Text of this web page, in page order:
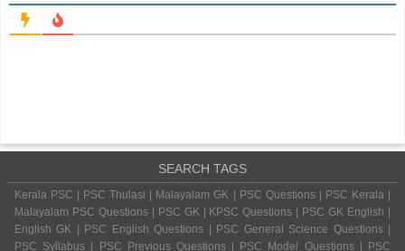
SEARCH TAGS
Kerala PSC | PSC Thulasi | Malayalam GK | PSC Questions | PSC Kerala |
Malayalam PSC Questions | PSC GK | KPSC Questions | PSC GK English |
English GK | PSC English Questions | PSC General Science Questions |
PSC Syllabus | PSC Previous Questions | PSC Model Questions | PSC